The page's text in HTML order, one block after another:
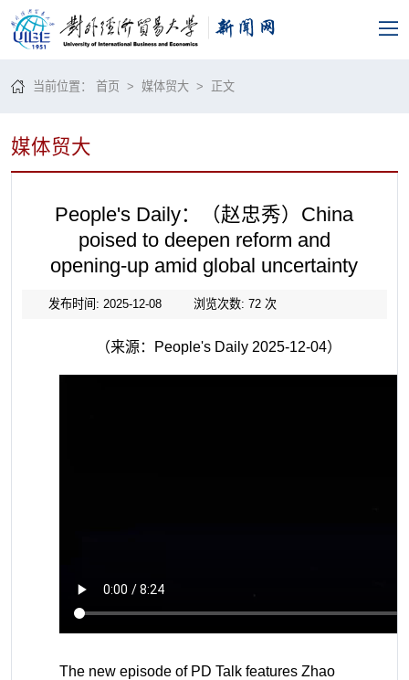
当前位置：首页 >媒体贸大 > 正文
媒体贸大
People's Daily：（赵忠秀）China
poised to deepen reform and
opening-up amid global uncertainty
发布时间: 2025-12-08 浏览次数: 72次
（来源：People's Daily 2025-12-04）
The new episode of PD Talk features Zhao